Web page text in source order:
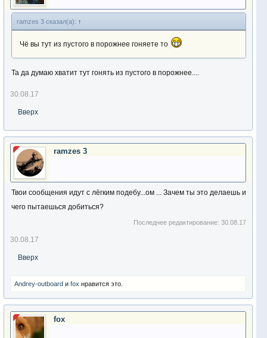
ramzes 3 сказал(а): ↑
Чё вы тут из пустого в порожнее гоняете то
Та да думаю хватит тут гонять из пустого в порожнее....
30.08.17
Вверх
ramzes 3
Твои сообщения идут с лёгким подебу...ом ... Зачем ты это делаешь и
чего пытаешься добиться?
Последнее редактирование:30.08.17
30.08.17
Вверх
Andrey-outboard и fox нравится это.
fox